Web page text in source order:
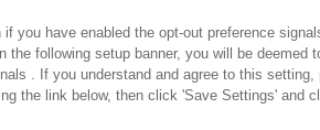
if you have enabled the opt-out preference
the following setup banner, you will be
. If you understand and agree to this
the link below, then click 'Save Settings' and